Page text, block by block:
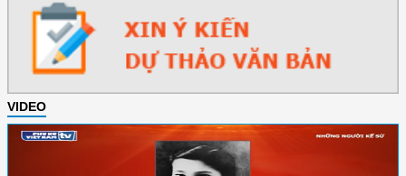
VIDEO